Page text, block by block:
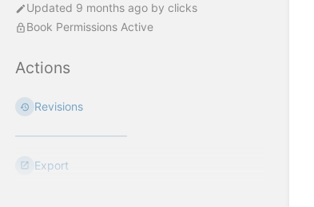
Updated 9 months ago by clicks
Book Permissions Active
Actions
Revisions
Export